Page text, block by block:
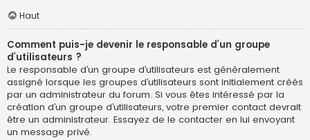
Haut
Comment puis-je devenir le responsable d’un groupe
d’utilisateurs ?
Le responsable d’un groupe d’utilisateurs est généralement
assigné lorsque les groupes d’utilisateurs sont initialement créés
par un administrateur du forum. Si vous êtes intéressé par la
création d’un groupe d’utilisateurs, votre premier contact devrait
être un administrateur. Essayez de le contacter en lui envoyant
un message privé.